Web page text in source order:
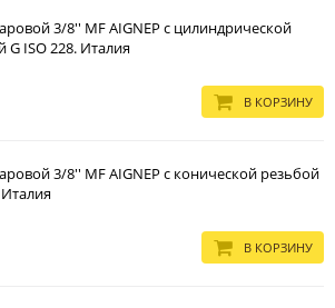
3/8'' MF AIGNEP с цилиндрической
G ISO 228. Италия
В КОРЗИНУ
3/8'' MF AIGNEP c конической резьбой
Италия
В КОРЗИНУ